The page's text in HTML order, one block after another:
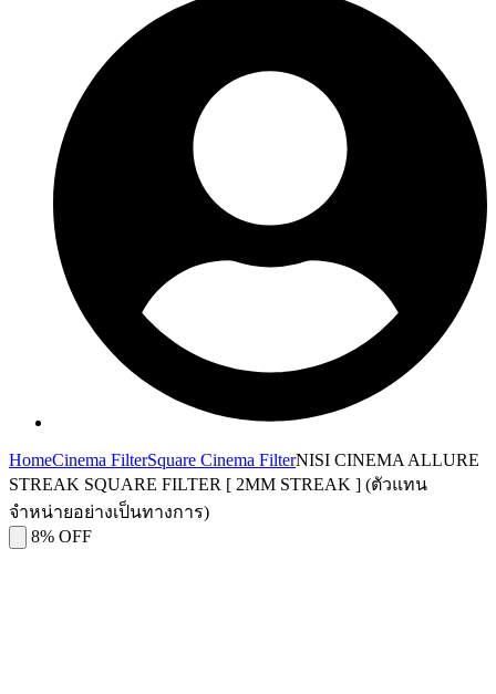
HomeCinema FilterSquare Cinema FilterNISI CINEMA ALLURE
STREAK SQUARE FILTER [ 2MM STREAK ] (ตัวแทน
จำหน่ายอย่างเป็นทางการ)
8% OFF